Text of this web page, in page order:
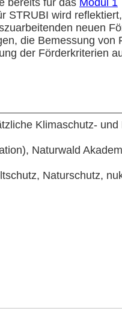
STRUBI wird
neuen
die Bemessung
der Förderkriterien
Klimaschutz-
Naturwald
Naturschutz,